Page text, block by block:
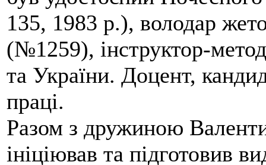
135, 1983 р.), володар
(№1259), інструктор-
та України. Доцент,
праці.
Разом з дружиною
ініціював та підготовив